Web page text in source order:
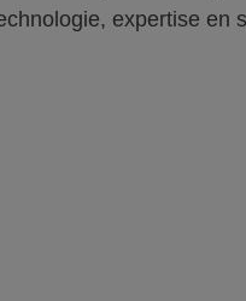
expertise en